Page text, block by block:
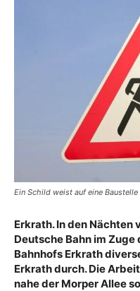
Ein Schild weist auf eine
Erkrath. In den Nächten
Deutsche Bahn im
Bahnhofs Erkrath
Erkrath durch. Die
nahe der Morper Allee